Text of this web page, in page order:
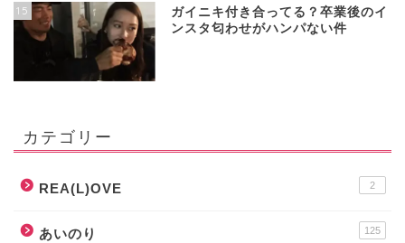
15
ガイニキ付き合ってる？卒業後のイ
ンスタ匂わせがハンパない件
カテゴリー
REA(L)OVE 2
あいのり 125